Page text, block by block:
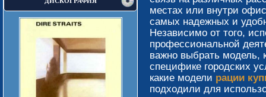
местах или внутри
самых надежных и
Независимо от того,
профессиональной
важно выбрать модель,
специфике городских
какие модели рации
подходили для